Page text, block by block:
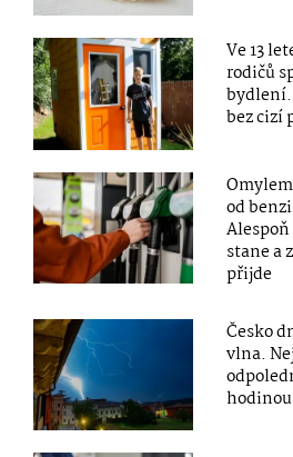
Ve 13
rodičů
bez cizí
od
stane a
přijde
Česko
vlna.
hodinou